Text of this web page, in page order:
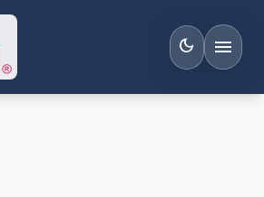
dark_mode menu